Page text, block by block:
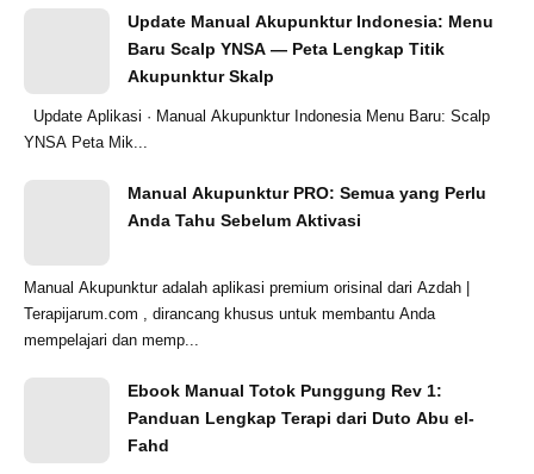
Update Manual Akupunktur Indonesia: Menu
Baru Scalp YNSA — Peta Lengkap Titik
Akupunktur Skalp
YNSA Peta Mik...
Manual Akupunktur PRO: Semua yang Perlu
Anda Tahu Sebelum Aktivasi
Manual Akupunktur adalah aplikasi premium orisinal dari Azdah |
Terapijarum.com , dirancang khusus untuk membantu Anda
mempelajari dan memp...
Ebook Manual Totok Punggung Rev 1:
Panduan Lengkap Terapi dari Duto Abu el-
Fahd